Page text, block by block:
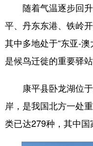
山东 河南
四川 贵州
新疆 内蒙古
随着气温逐步回升
平、丹东东港、铁岭
其中多地处于“东亚-
是候鸟迁徙的重要驿站
康平县卧龙湖位于
岸，是我国北方一处
类已达279种，其中国